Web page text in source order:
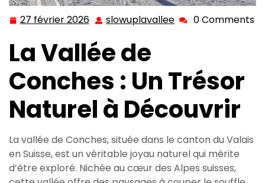
27 février 2026 27
2026
slowuplavallee slowuplavallee
0 Comments
La Vallée de
Conches : Un Trésor
Naturel à Découvrir
La vallée de Conches, située dans le canton du Valais
en Suisse, est un véritable joyau naturel qui mérite
d’être exploré. Nichée au cœur des Alpes suisses,